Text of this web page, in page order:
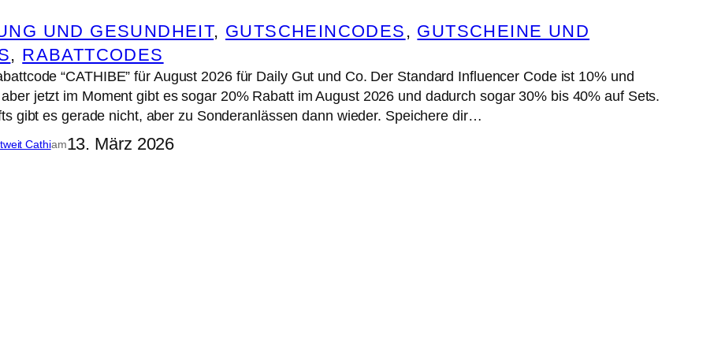
UND GESUNDHEIT, GUTSCHEINCODES , GUTSCHEINE UND
, RABATTCODES
“CATHIBE” für August 2026 für Daily Gut und Co. Der Standard Influencer Code ist 10% und
jetzt im Moment gibt es sogar 20% Rabatt im August 2026 und dadurch sogar 30% bis 40% auf Sets.
gibt es gerade nicht, aber zu Sonderanlässen dann wieder. Speichere dir…
Cathiam13. März 2026